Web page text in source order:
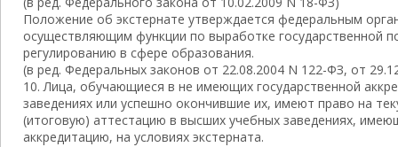
Положение об экстернате утверждается федеральным
осуществляющим функции по выработке государственной
регулированию в сфере образования.
(в ред. Федеральных законов от 22.08.2004 N 122-ФЗ, от
10. Лица, обучающиеся в не имеющих государственной
заведениях или успешно окончившие их, имеют право на
(итоговую) аттестацию в высших учебных заведениях,
аккредитацию, на условиях экстерната.